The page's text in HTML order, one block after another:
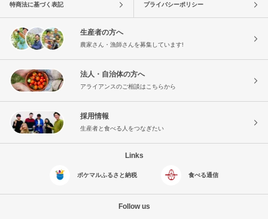
特商法に基づく表記 プライバシーポリシー
生産者の方へ
農家さん・漁師さんを募集しています!
法人・自治体の方へ
アライアンスのご相談はこちらから
採用情報
生産者と食べる人をつなぎたい
Links
ポケマルふるさと納税 食べる通信
Follow us